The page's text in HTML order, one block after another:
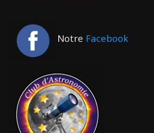
Notre Facebook